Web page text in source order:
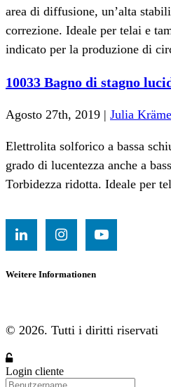
area di diffusione, un’alta
correzione. Ideale per telai e
indicato per la produzione di
10033 Bagno di stagno
Agosto 27th, 2019 | Julia
Elettrolita solforico a bassa
grado di lucentezza anche a
Torbidezza ridotta. Ideale per
Weitere Informationen
© 2026. Tutti i diritti riservati
Login cliente